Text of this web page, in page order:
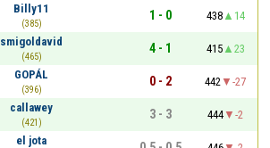
Billy11
(385)
1 - 0 438
14
smigoldavid
(465)
4 - 1 415
23
GOPÁL
(396)
0 - 2 442
-27
callawey
(421)
3 - 3 444
-2
el jota